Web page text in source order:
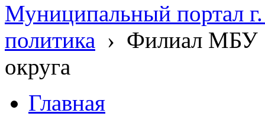
Муниципальный портал
политика › Филиал МБУ
округа
Главная